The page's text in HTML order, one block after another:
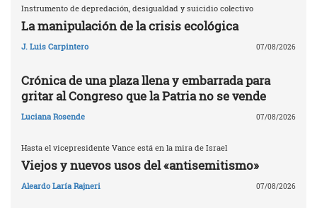
Instrumento de depredación, desigualdad y suicidio colectivo
La manipulación de la crisis ecológica
J. Luis Carpintero 07/08/2026
Crónica de una plaza llena y embarrada para
gritar al Congreso que la Patria no se vende
Luciana Rosende 07/08/2026
Hasta el vicepresidente Vance está en la mira de Israel
Viejos y nuevos usos del «antisemitismo»
Aleardo Laría Rajneri 07/08/2026